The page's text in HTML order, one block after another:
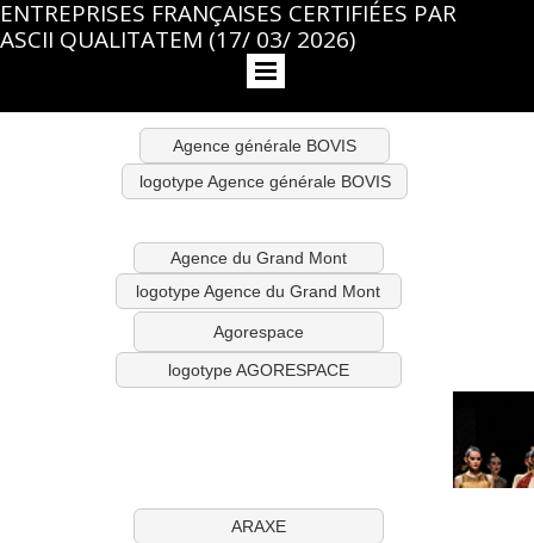
ENTREPRISES FRANÇAISES CERTIFIÉES PAR
ASCII QUALITATEM (17/ 03/ 2026)
Agence générale BOVIS
logotype Agence générale BOVIS
Agence du Grand Mont
logotype Agence du Grand Mont
Agorespace
logotype AGORESPACE
ARAXE